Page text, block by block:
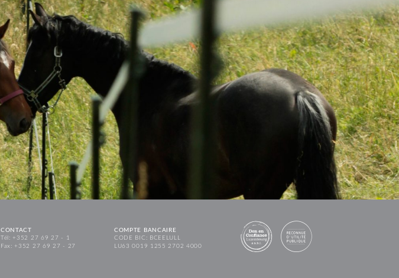
CONTACT
Tél: +352 27 69 27 - 1
Fax: +352 27 69 27 - 27
COMPTE BANCAIRE
CODE BIC: BCEELULL
LU63 0019 1255 2702 4000